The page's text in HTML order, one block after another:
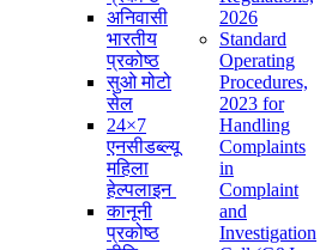
अनिवासी
भारतीय
प्रकोष्ठ
सुओ मोटो
सेल
24×7
एनसीडब्ल्यू
महिला
हेल्पलाइन
कानूनी
प्रकोष्ठ
2026
Standard
Operating
Procedures,
2023 for
Handling
Complaints
in
Complaint
and
Investigation